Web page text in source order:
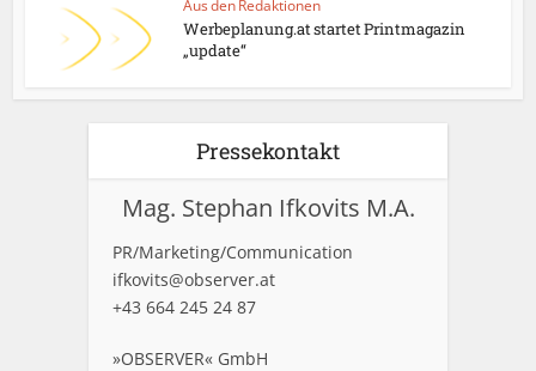
Aus den Redaktionen
Werbeplanung.at startet Printmagazin
„update“
Pressekontakt
Mag. Stephan Ifkovits M.A.
PR/Marketing/Communication
ifkovits@observer.at
+43 664 245 24 87
»OBSERVER« GmbH